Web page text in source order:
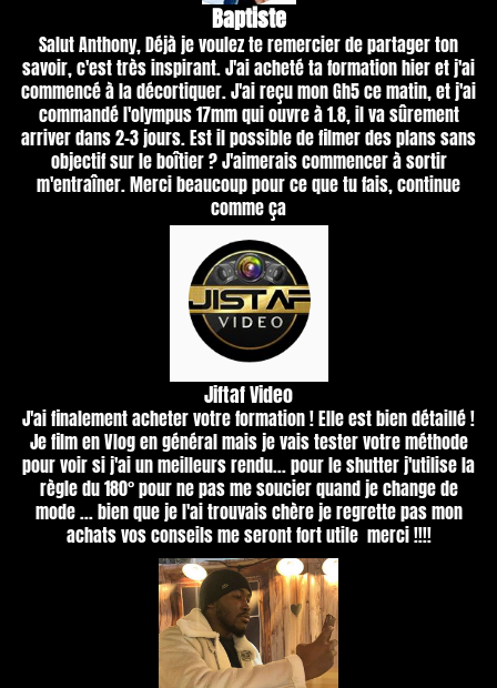
Baptiste
Salut Anthony, Déjà je voulez te remercier de partager ton
savoir, c'est très inspirant. J'ai acheté ta formation hier et j'ai
commencé à la décortiquer. J'ai reçu mon Gh5 ce matin, et j'ai
commandé l'olympus 17mm qui ouvre à 1.8, il va sûrement
arriver dans 2-3 jours. Est il possible de filmer des plans sans
objectif sur le boîtier ? J'aimerais commencer à sortir
m'entraîner. Merci beaucoup pour ce que tu fais, continue
comme ça
Jiftaf Video
J'ai finalement acheter votre formation ! Elle est bien détaillé !
Je film en Vlog en général mais je vais tester votre méthode
pour voir si j'ai un meilleurs rendu... pour le shutter j'utilise la
règle du 180° pour ne pas me soucier quand je change de
mode ... bien que je l'ai trouvais chère je regrette pas mon
achats vos conseils me seront fort utile merci !!!!